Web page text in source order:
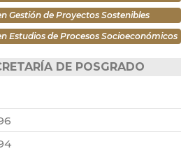
Gestión de Proyectos Sostenibles
Estudios de Procesos Socioeconómicos
DE POSGRADO